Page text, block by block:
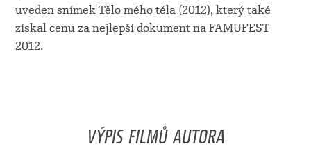
uveden snímek Tělo mého těla (2012), který také
získal cenu za nejlepší dokument na FAMUFEST
2012.
VÝPIS FILMŮ AUTORA